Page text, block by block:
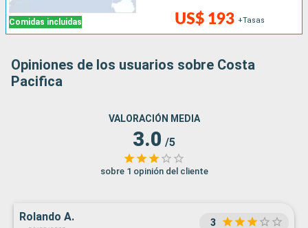
Comidas incluidas US$ 193 +Tasas
Opiniones de los usuarios sobre Costa
Pacifica
VALORACIÓN MEDIA
3.0 /5
sobre 1 opinión del cliente
Rolando A. 3